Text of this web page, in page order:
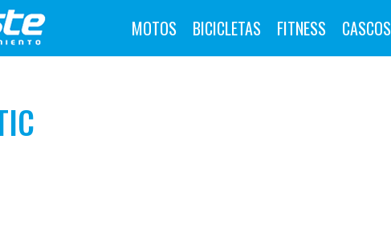
MOTOS BICICLETAS FITNESS CASCOS